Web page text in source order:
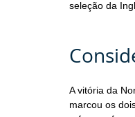
seleção da
A vitória da
marcou os